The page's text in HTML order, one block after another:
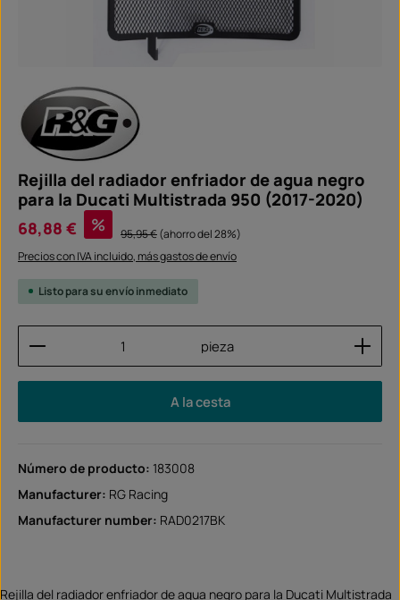
Rejilla del radiador enfriador de agua negro
para la Ducati Multistrada 950 (2017-2020)
Precio de venta:
68,88 € % Precio normal:
95,95 €(ahorro del 28%)
Precios con IVA incluido, más gastos de envío
Listo para su envío inmediato
Cantidad del producto: introduce la cantidad
pieza
A la cesta
Número de producto: 183008
Manufacturer: RG Racing
Manufacturer number: RAD0217BK
Rejilla del radiador enfriador de agua negro para la Ducati Multistrada